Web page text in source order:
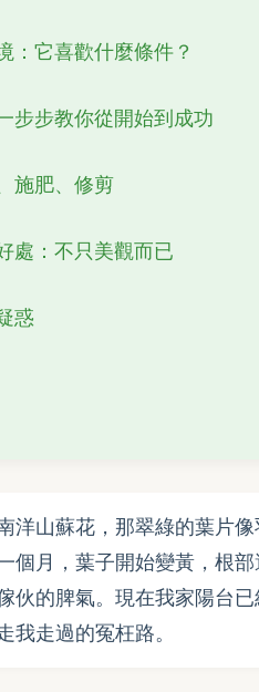
：它喜歡什麼條件？
步步教你從開始到成功
施肥、修剪
處：不只美觀而已
惑
洋山蘇花，那翠綠的葉片
個月，葉子開始變黃，根
伙的脾氣。現在我家陽台
我走過的冤枉路。